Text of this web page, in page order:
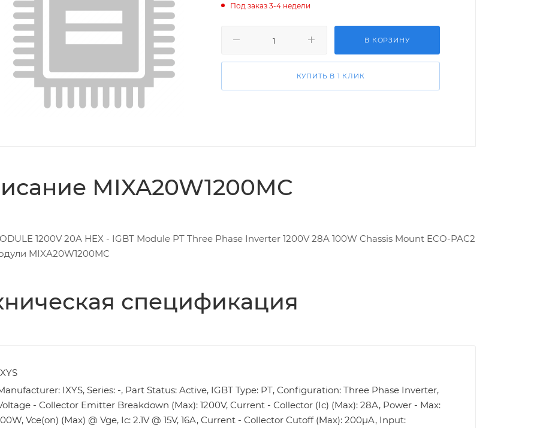
Под заказ 3-4 недели
В КОРЗИНУ
КУПИТЬ В 1 КЛИК
MIXA20W1200MC
1200V 20A HEX - IGBT Module PT Three Phase Inverter 1200V 28A 100W Chassis Mount ECO-PAC2
MIXA20W1200MC
спецификация
IXYS, Series: -, Part Status: Active, IGBT Type: PT, Configuration: Three Phase Inverter,
- Collector Emitter Breakdown (Max): 1200V, Current - Collector (Ic) (Max): 28A, Power - Max:
Vce(on) (Max) @ Vge, Ic: 2.1V @ 15V, 16A, Current - Collector Cutoff (Max): 200µA, Input: